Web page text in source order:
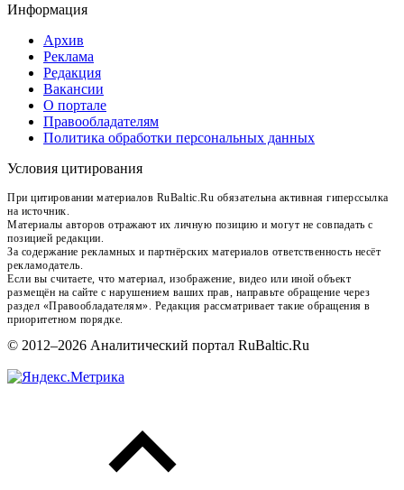
Информация
Архив
Реклама
Редакция
Вакансии
О портале
Правообладателям
Политика обработки персональных данных
Условия цитирования
При цитировании материалов RuBaltic.Ru обязательна активная гиперссылка
на источник.
Материалы авторов отражают их личную позицию и могут не совпадать с
позицией редакции.
За содержание рекламных и партнёрских материалов ответственность несёт
рекламодатель.
Если вы считаете, что материал, изображение, видео или иной объект
размещён на сайте с нарушением ваших прав, направьте обращение через
раздел «Правообладателям». Редакция рассматривает такие обращения в
приоритетном порядке.
© 2012–2026 Аналитический портал RuBaltic.Ru